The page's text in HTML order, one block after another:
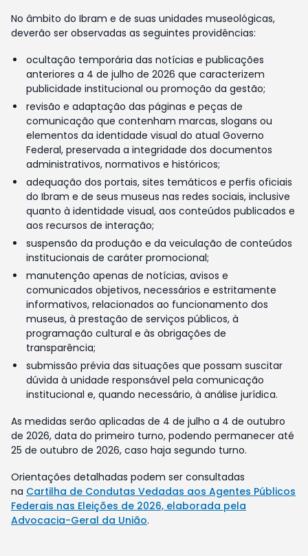
No âmbito do Ibram e de suas unidades museológicas,
deverão ser observadas as seguintes providências:
ocultação temporária das notícias e publicações
anteriores a 4 de julho de 2026 que caracterizem
publicidade institucional ou promoção da gestão;
revisão e adaptação das páginas e peças de
comunicação que contenham marcas, slogans ou
elementos da identidade visual do atual Governo
Federal, preservada a integridade dos documentos
administrativos, normativos e históricos;
adequação dos portais, sites temáticos e perfis oficiais
do Ibram e de seus museus nas redes sociais, inclusive
quanto à identidade visual, aos conteúdos publicados e
aos recursos de interação;
suspensão da produção e da veiculação de conteúdos
institucionais de caráter promocional;
manutenção apenas de notícias, avisos e
comunicados objetivos, necessários e estritamente
informativos, relacionados ao funcionamento dos
museus, à prestação de serviços públicos, à
programação cultural e às obrigações de
transparência;
submissão prévia das situações que possam suscitar
dúvida à unidade responsável pela comunicação
institucional e, quando necessário, à análise jurídica.
As medidas serão aplicadas de 4 de julho a 4 de outubro
de 2026, data do primeiro turno, podendo permanecer até
25 de outubro de 2026, caso haja segundo turno.
Orientações detalhadas podem ser consultadas
na Cartilha de Condutas Vedadas aos Agentes Públicos
Federais nas Eleições de 2026, elaborada pela
Advocacia-Geral da União.